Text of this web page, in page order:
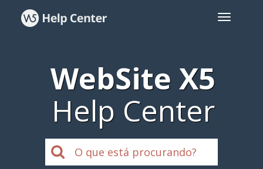
WebSite X5
Help Center